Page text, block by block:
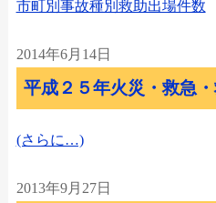
市町別事故種別救助出場件数
2014年6月14日
平成２５年火災・救急
(さらに…)
2013年9月27日